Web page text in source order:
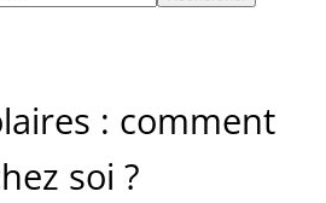
: comment
soi ?